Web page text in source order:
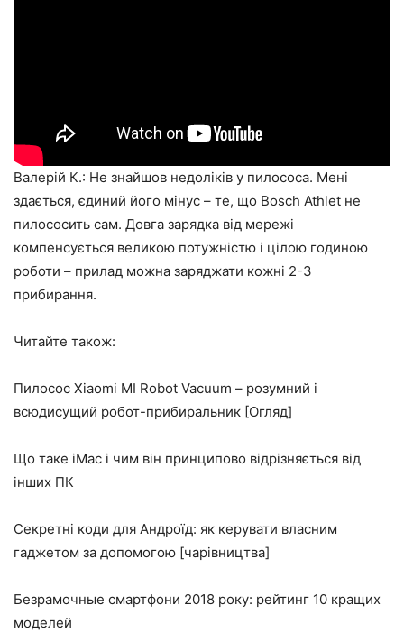
Валерій К.: Не знайшов недоліків у пилососа. Мені
здається, єдиний його мінус – те, що Bosch Athlet не
пилососить сам. Довга зарядка від мережі
компенсується великою потужністю і цілою годиною
роботи – прилад можна заряджати кожні 2-3
прибирання.
Читайте також:
Пилосос Xiaomi MI Robot Vacuum – розумний і
всюдисущий робот-прибиральник [Огляд]
Що таке iMac і чим він принципово відрізняється від
інших ПК
Секретні коди для Андроїд: як керувати власним
гаджетом за допомогою [чарівництва]
Безрамочные смартфони 2018 року: рейтинг 10 кращих
моделей